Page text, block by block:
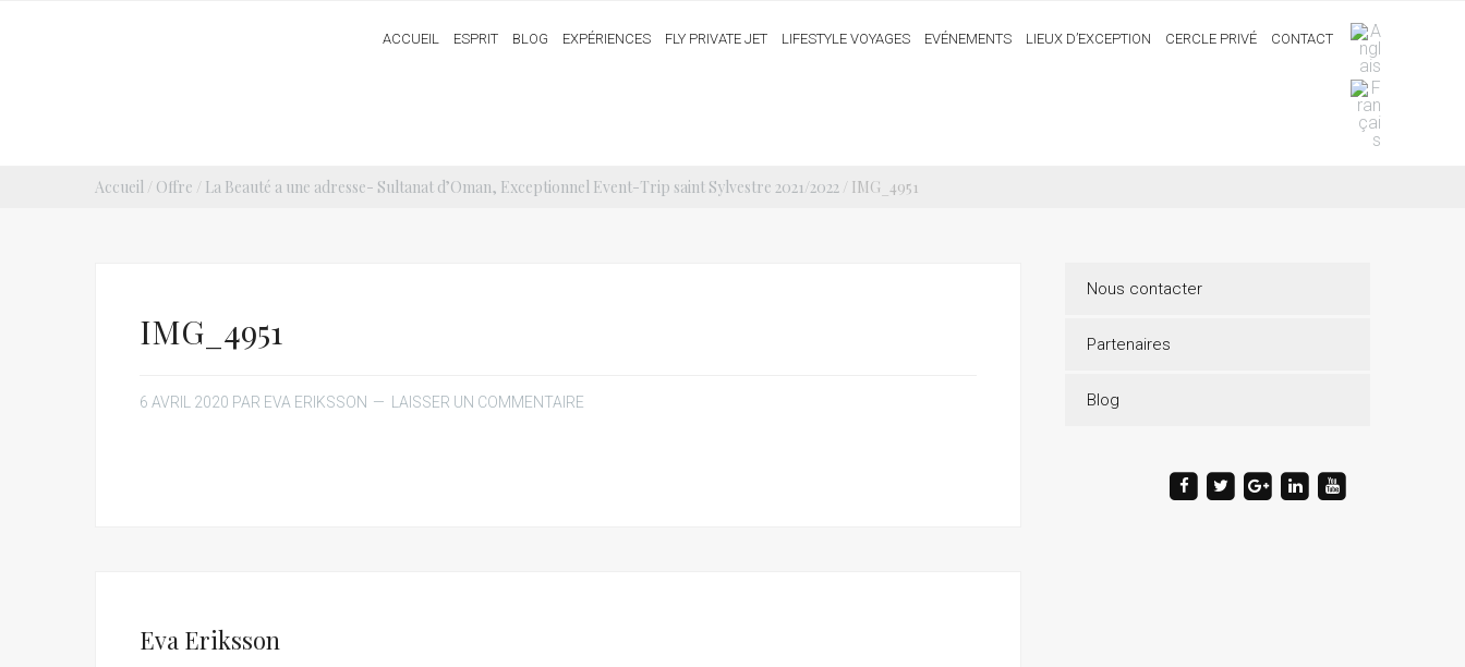
ACCUEIL ESPRIT BLOG EXPÉRIENCES FLY PRIVATE JET LIFESTYLE VOYAGES EVÉNEMENTS LIEUX D’EXCEPTION CERCLE PRIVÉ CONTACT
Accueil / Offre / La Beauté a une adresse- Sultanat d’Oman, Exceptionnel Event-Trip saint Sylvestre 2021/2022 / IMG_4951
IMG_4951
6 AVRIL 2020 PAR EVA ERIKSSON LAISSER UN COMMENTAIRE
Eva Eriksson
Nous contacter
Partenaires
Blog